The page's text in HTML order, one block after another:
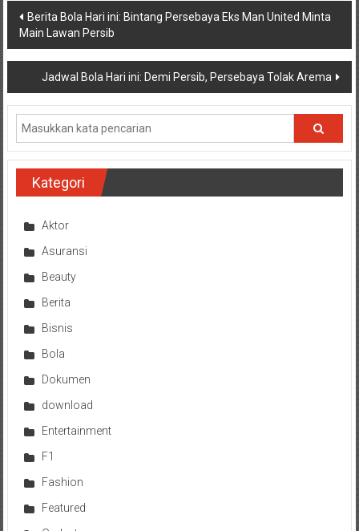
Navigasi
pos
Berita Bola Hari ini: Bintang Persebaya Eks Man United Minta
Main Lawan Persib
Jadwal Bola Hari ini: Demi Persib, Persebaya Tolak Arema
Kategori
Aktor
Asuransi
Beauty
Berita
Bisnis
Bola
Dokumen
download
Entertainment
F1
Fashion
Featured